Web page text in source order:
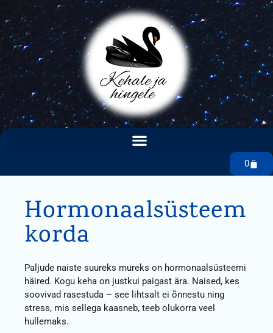
0
Hormonaalsüsteem
korda
Paljude naiste suureks mureks on hormonaalsüsteemi
häired. Kogu keha on justkui paigast ära. Naised, kes
soovivad rasestuda – see lihtsalt ei õnnestu ning
stress, mis sellega kaasneb, teeb olukorra veel
hullemaks.